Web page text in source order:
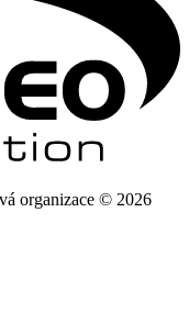
organizace © 2026